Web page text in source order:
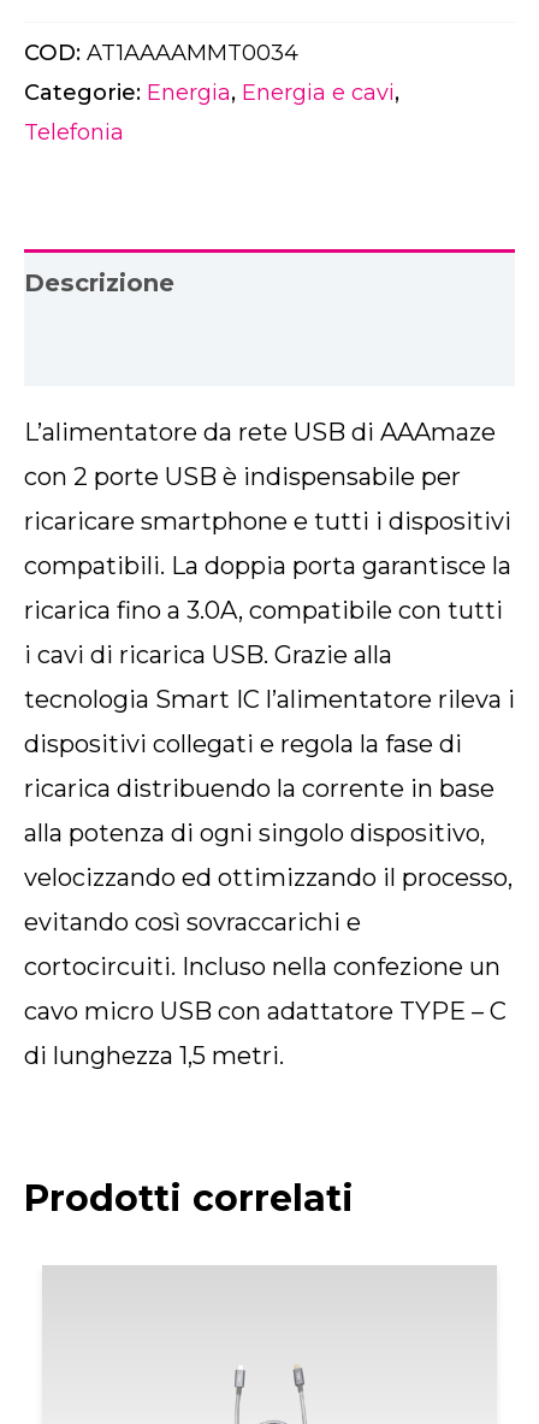
COD: AT1AAAAMMT0034
Categorie: Energia, Energia e cavi,
Telefonia
Descrizione
L’alimentatore da rete USB di AAAmaze
con 2 porte USB è indispensabile per
ricaricare smartphone e tutti i dispositivi
compatibili. La doppia porta garantisce la
ricarica fino a 3.0A, compatibile con tutti
i cavi di ricarica USB. Grazie alla
tecnologia Smart IC l’alimentatore rileva i
dispositivi collegati e regola la fase di
ricarica distribuendo la corrente in base
alla potenza di ogni singolo dispositivo,
velocizzando ed ottimizzando il processo,
evitando così sovraccarichi e
cortocircuiti. Incluso nella confezione un
cavo micro USB con adattatore TYPE – C
di lunghezza 1,5 metri.
Prodotti correlati